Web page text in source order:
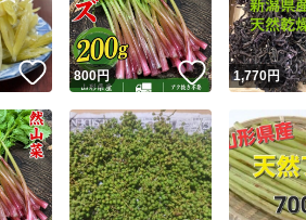
いいね！
800円 いいね！
1,770円